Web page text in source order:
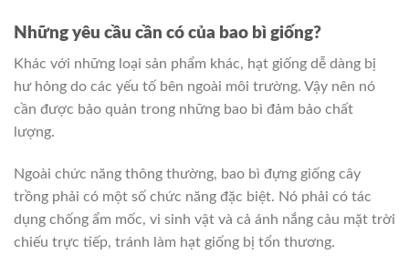
Những yêu cầu cần có của bao bì giống?
Khác với những loại sản phẩm khác, hạt giống dễ dàng bị
hư hỏng do các yếu tố bên ngoài môi trường. Vậy nên nó
cần được bảo quản trong những bao bì đảm bảo chất
lượng.
Ngoài chức năng thông thường, bao bì đựng giống cây
trồng phải có một số chức năng đặc biệt. Nó phải có tác
dụng chống ẩm mốc, vi sinh vật và cả ánh nắng cảu mặt trời
chiếu trực tiếp, tránh làm hạt giống bị tổn thương.